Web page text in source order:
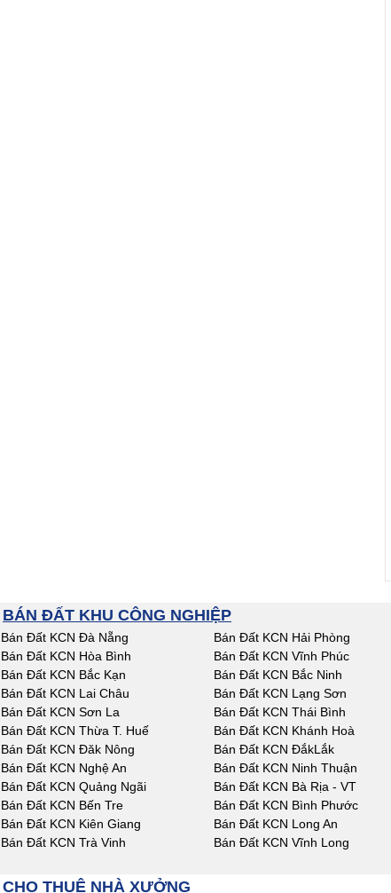
BÁN ĐẤT KHU CÔNG NGHIỆP
Bán Đất KCN Đà Nẵng Bán Đất KCN Hải Phòng
Bán Đất KCN Hòa Bình Bán Đất KCN Vĩnh Phúc
Bán Đất KCN Bắc Kạn Bán Đất KCN Bắc Ninh
Bán Đất KCN Lai Châu Bán Đất KCN Lạng Sơn
Bán Đất KCN Sơn La Bán Đất KCN Thái Bình
Bán Đất KCN Thừa T. Huế Bán Đất KCN Khánh Hoà
Bán Đất KCN Đăk Nông Bán Đất KCN ĐắkLắk
Bán Đất KCN Nghệ An Bán Đất KCN Ninh Thuận
Bán Đất KCN Quảng Ngãi Bán Đất KCN Bà Rịa - VT
Bán Đất KCN Bến Tre Bán Đất KCN Bình Phước
Bán Đất KCN Kiên Giang Bán Đất KCN Long An
Bán Đất KCN Trà Vinh Bán Đất KCN Vĩnh Long
CHO THUÊ NHÀ XƯỞNG